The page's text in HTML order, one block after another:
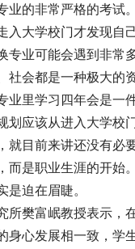
业的非常严格的考试。
入大学校门才发现自
专业可能会遇到非常
社会都是一种极大的
业里学习四年会是一
划应该从进入大学校
就目前来讲还没有必
而是职业生涯的开始
迫在眉睫。
所樊富岷教授表示，
身心发展相一致，学